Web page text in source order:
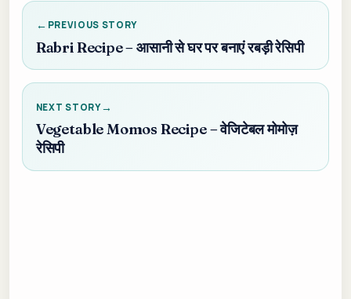
PREVIOUS STORY
Rabri Recipe – आसानी से घर पर बनाएं रबड़ी रेसिपी
NEXT STORY
Vegetable Momos Recipe – वेजिटेबल मोमोज़
रेसिपी